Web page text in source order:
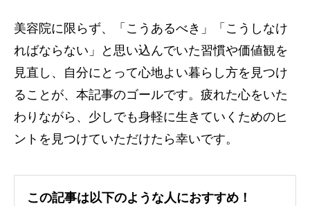
美容院に限らず、「こうあるべき」「こうしなけ
ればならない」と思い込んでいた習慣や価値観を
見直し、自分にとって心地よい暮らし方を見つけ
ることが、本記事のゴールです。疲れた心をいた
わりながら、少しでも身軽に生きていくためのヒ
ントを見つけていただけたら幸いです。
この記事は以下のような人におすすめ！